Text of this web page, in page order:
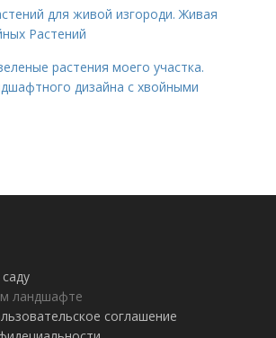
для живой изгороди. Живая
Растений
растения моего участка.
дизайна с хвойными
ландшафте
соглашение